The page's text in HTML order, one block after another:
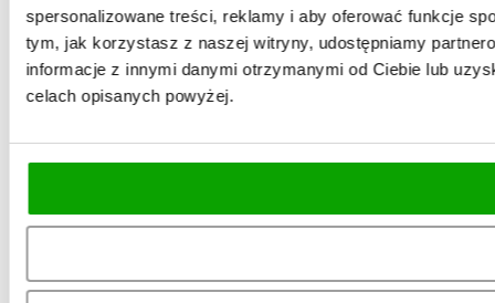
spersonalizowane treści, reklamy i aby oferować funkcje
tym, jak korzystasz z naszej witryny, udostępniamy
informacje z innymi danymi otrzymanymi od Ciebie lub
celach opisanych powyżej.